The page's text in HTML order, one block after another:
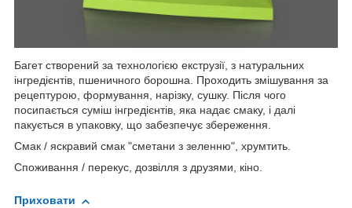
Багет створений за технологією екструзії, з натуральних
інгредієнтів, пшеничного борошна. Проходить змішування за
рецептурою, формування, нарізку, сушку. Після чого
посипається суміш інгредієнтів, яка надає смаку, і далі
пакується в упаковку, що забезпечує збереження.
Смак / яскравий смак "сметани з зеленню", хрумтить.
Споживання / перекус, дозвілля з друзями, кіно.
Приховати